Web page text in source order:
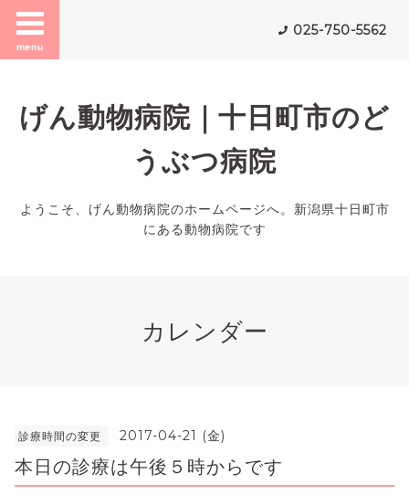
menu
025-750-5562
げん動物病院｜十日町市のど
うぶつ病院
ようこそ、げん動物病院のホームページへ。新潟県十日町市
にある動物病院です
カレンダー
診療時間の変更 2017-04-21 (金)
本日の診療は午後５時からです